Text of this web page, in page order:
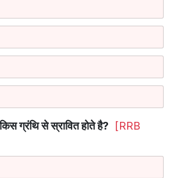
ग्रंथि से स्रावित होते है?
[RRB